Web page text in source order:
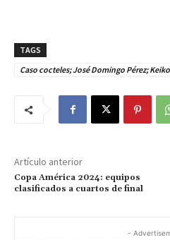
TAGS
Caso cocteles; José Domingo Pérez;
Artículo anterior
Copa América 2024: equipos
clasificados a cuartos de final
-